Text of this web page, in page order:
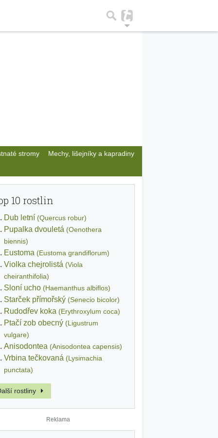
stromy Mechy, lišejníky a kapradiny
10 rostlin
Dub letní (Quercus robur)
Pupalka dvouletá (Oenothera
biennis)
Eustoma (Eustoma grandiflorum)
Violka chejrolistá (Viola
cheiranthifolia)
Sloní ucho (Haemanthus albiflos)
Starček přímořský (Senecio bicolor)
Rudodřev koka (Erythroxylum coca)
Ptačí zob obecný (Ligustrum
vulgare)
Anisodontea (Anisodontea capensis)
Vrbina tečkovaná (Lysimachia
punctata)
rostliny